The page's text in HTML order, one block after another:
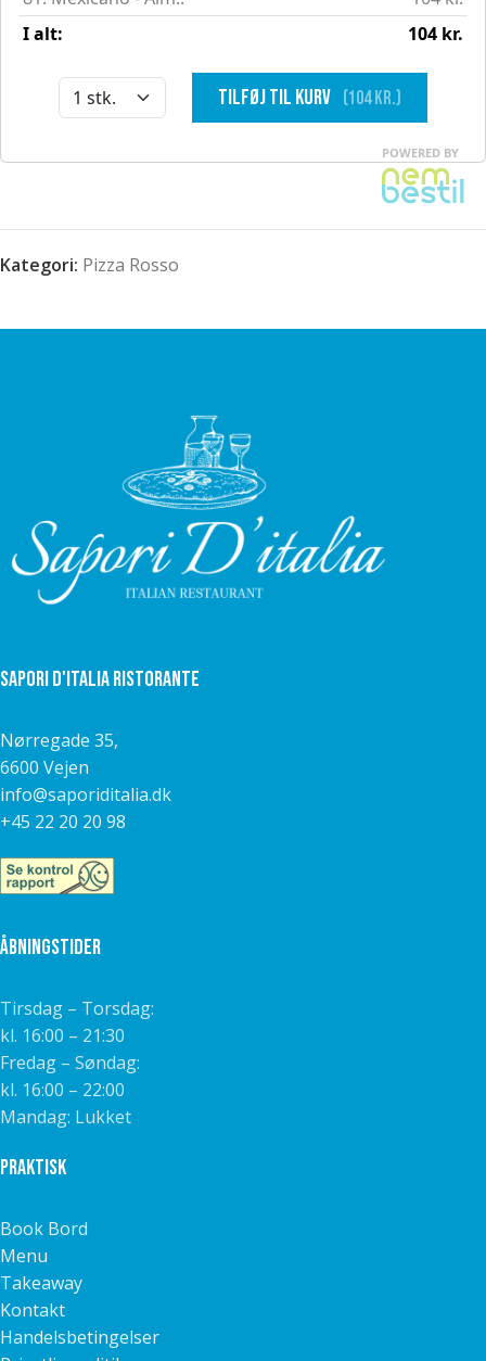
Kategori: Pizza Rosso
Sapori D'italia Ristorante
Nørregade 35,
6600 Vejen
info@saporiditalia.dk
+45 22 20 20 98
Åbningstider
Tirsdag – Torsdag:
kl. 16:00 – 21:30
Fredag – Søndag:
kl. 16:00 – 22:00
Mandag: Lukket
Praktisk
Book Bord
Menu
Takeaway
Kontakt
Handelsbetingelser